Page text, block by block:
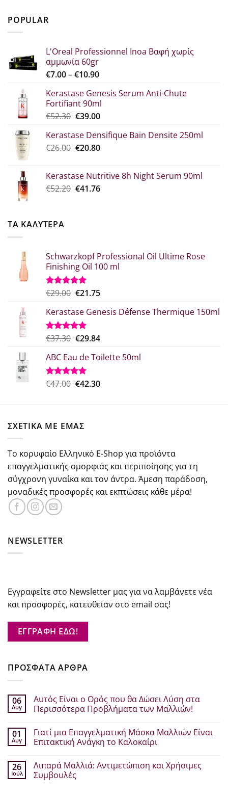
POPULAR
L'Oreal Professionnel Inoa Βαφή χωρίς
αμμωνία 60gr
€7.00–€10.90Price
€7.00
through
€10.90
Kerastase Genesis Serum Anti-Chute
Fortifiant 90ml
€52.30 Original
was:
€52.30.
€39.00Η
τιμή
είναι:
Kerastase Densifique Bain Densite 250ml
€26.00 Original
€26.00.
€20.80Η
είναι:
€20.80.
Kerastase Nutritive 8h Night Serum 90ml
€52.20 Original
€41.76Η
ΤΑ ΚΑΛΥΤΕΡΑ
Schwarzkopf Professional Oil Ultime Rose
Finishing Oil 100 ml
Βαθμολογήθηκε
από 5
€29.00 Original
was:
€29.00.
€21.75Η
τιμή
€21.75.
Kerastase Genesis Défense Thermique 150ml
Βαθμολογήθηκε
από 5
€37.30 Original
was:
€37.30.
€29.84Η
τιμή
€29.84.
ABC Eau de Toilette 50ml
Βαθμολογήθηκε
€47.00 Original
€42.30Η
ΣΧΕΤΙΚΑ ΜΕ ΕΜΑΣ
Το κορυφαίο Ελληνικό E-Shop για προϊόντα
επαγγελματικής ομορφιάς και περιποίησης για τη
σύγχρονη γυναίκα και τον άντρα. Άμεση παράδοση,
μοναδικές προσφορές και εκπτώσεις κάθε μέρα!
NEWSLETTER
Εγγραφείτε στο Newsletter μας για να λαμβάνετε νέα
και προσφορές, κατευθείαν στο email σας!
ΕΓΓΡΑΦΗ ΕΔΩ!
ΠΡΟΣΦΑΤΑ ΑΡΘΡΑ
06
Αυγ
Αυτός Είναι ο Ορός που θα Δώσει Λύση στα
Περισσότερα Προβλήματα των Μαλλιών!
σχόλια
στο
Αυτός
Ορός
που
θα
01
Αυγ
Γιατί μια Επαγγελματική Μάσκα Μαλλιών Είναι
Επιτακτική Ανάγκη το Καλοκαίρι
σχόλια
στο
Γιατί
26
Ιούλ
Λιπαρά Μαλλιά: Αντιμετώπιση και Χρήσιμες
Συμβουλές